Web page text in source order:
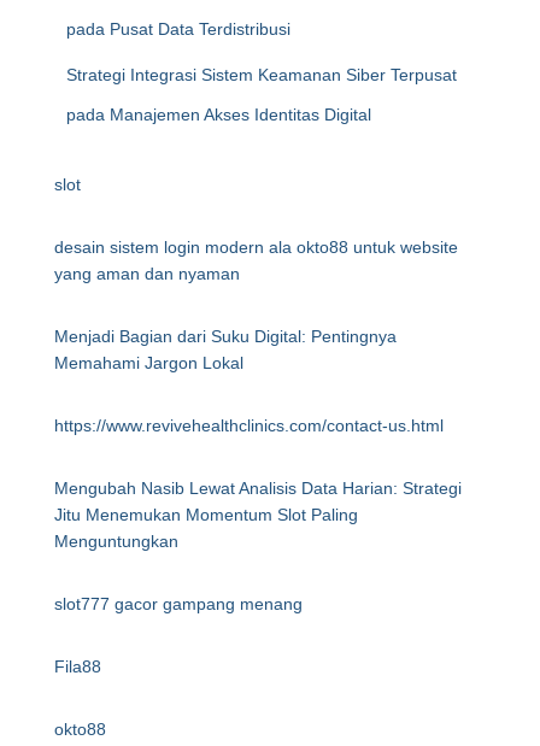
pada Pusat Data Terdistribusi
Strategi Integrasi Sistem Keamanan Siber Terpusat
pada Manajemen Akses Identitas Digital
slot
desain sistem login modern ala okto88 untuk website
yang aman dan nyaman
Menjadi Bagian dari Suku Digital: Pentingnya
Memahami Jargon Lokal
https://www.revivehealthclinics.com/contact-us.html
Mengubah Nasib Lewat Analisis Data Harian: Strategi
Jitu Menemukan Momentum Slot Paling
Menguntungkan
slot777 gacor gampang menang
Fila88
okto88